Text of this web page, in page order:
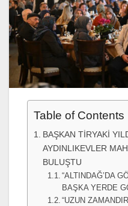
Table of Contents
BAŞKAN TİRYAKİ
AYDINLIKEVLER
BULUŞTU
“ALTINDAĞ’DA
BAŞKA YERDE
“UZUN